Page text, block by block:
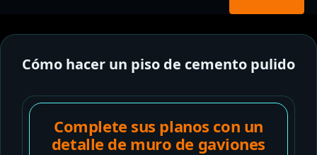
Cómo hacer un piso de cemento pulido
Complete sus planos con un
detalle de muro de gaviones